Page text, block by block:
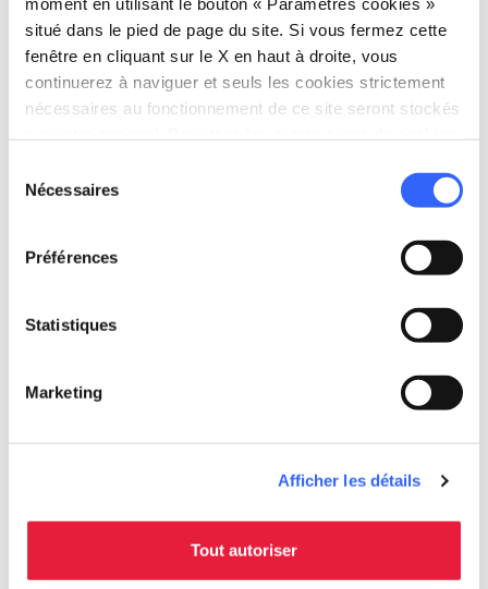
situé dans le pied de page du site. Si vous fermez cette
fenêtre en cliquant sur le X en haut à droite, vous
continuerez à naviguer et seuls les cookies strictement
nécessaires au fonctionnement de ce site seront stockés
Nécessaires
Préférences
Statistiques
Marketing
Afficher les détails
Tout autoriser
home Où
hotel Où dormir ? (en anglais) chevron_right
holiday_village chevron_right